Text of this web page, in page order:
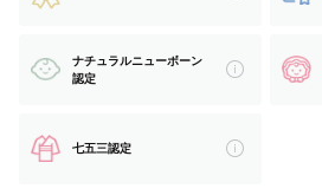
1982年8月生まれ。
3児のパパカメラマンです。
特技は、
ナチュラルニューボーン
認定
七五三認定